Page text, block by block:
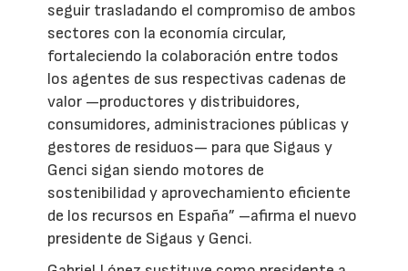
seguir trasladando el compromiso de ambos
sectores con la economía circular,
fortaleciendo la colaboración entre todos
los agentes de sus respectivas cadenas de
valor —productores y distribuidores,
consumidores, administraciones públicas y
gestores de residuos— para que Sigaus y
Genci sigan siendo motores de
sostenibilidad y aprovechamiento eficiente
de los recursos en España” –afirma el nuevo
presidente de Sigaus y Genci.